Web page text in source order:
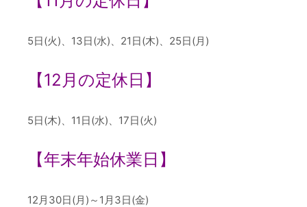
5日(火)、13日(水)、21日(木)、25日(月)
【12 月の定休日】
5日(木)、11日(水)、17日(火)
【年末年始休業日 】
12月30日(月)～1月3日(金)